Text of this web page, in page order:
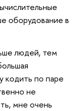
оборудование в
людей, тем
кодить по паре
не
мне очень